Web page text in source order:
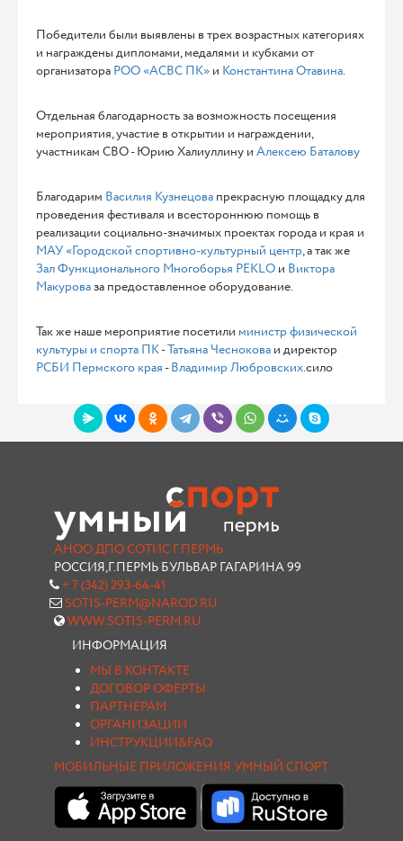
Победители были выявлены в трех возрастных категориях
и награждены дипломами, медалями и кубками от
организатора РОО «АСВС ПК» и Константина Отавина.
Отдельная благодарность за возможность посещения
мероприятия, участие в открытии и награждении,
участникам СВО - Юрию Халиуллину и Алексею Баталову
Благодарим Василия Кузнецова прекрасную площадку для
проведения фестиваля и всестороннюю помощь в
реализации социально-значимых проектах города и края и
МАУ «Городской спортивно-культурный центр, а так же
Зал Функционального Многоборья PEKLO и Виктора
Макуроваза предоставленное оборудование.
Так же наше мероприятие посетили министр физической
культуры и спорта ПК-Татьяна Чеснокова и директор
РСБИ Пермского края -Владимир Любровских.сило
АНОО ДПО СОТИС Г.ПЕРМЬ
РОССИЯ,Г.ПЕРМЬ БУЛЬВАР ГАГАРИНА 99
+ 7 (342) 293-64-41
SOTIS-PERM@NAROD.RU
WWW.SOTIS-PERM.RU
ИНФОРМАЦИЯ
МЫ В КОНТАКТЕ
ДОГОВОР ОФЕРТЫ
ПАРТНЕРАМ
ОРГАНИЗАЦИИ
ИНСТРУКЦИИ&FAQ
МОБИЛЬНЫЕ ПРИЛОЖЕНИЯ УМНЫЙ СПОРТ